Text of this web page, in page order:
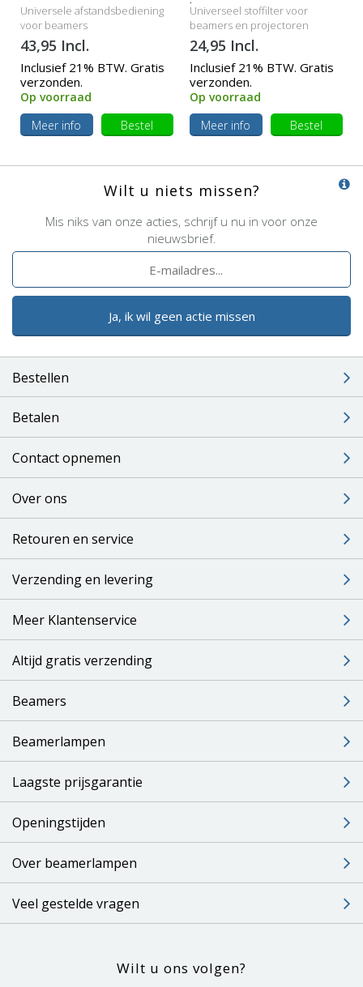
Universele afstandsbediening
voor beamers
43,95 Incl.
Inclusief 21% BTW. Gratis
verzonden.
Op voorraad
Meer info
Bestel
beamers
Universeel stoffilter voor
beamers en projectoren
24,95 Incl.
Inclusief 21% BTW. Gratis
verzonden.
Op voorraad
Meer info
Bestel
Wilt u niets missen?
Mis niks van onze acties, schrijf u nu in voor onze
nieuwsbrief.
Ja, ik wil geen actie missen
Bestellen
Betalen
Contact opnemen
Over ons
Retouren en service
Verzending en levering
Meer Klantenservice
Altijd gratis verzending
Beamers
Beamerlampen
Laagste prijsgarantie
Openingstijden
Over beamerlampen
Veel gestelde vragen
Wilt u ons volgen?